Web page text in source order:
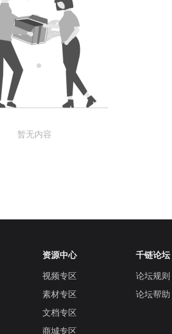
暂无内容
资源中心
视频专区
素材专区
文档专区
商城专区
千链论坛
论坛规则
论坛帮助